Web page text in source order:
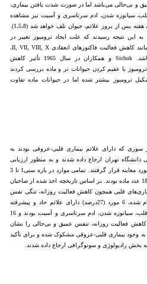
و بی‌حالی می‌باشد اما در صورت شدت یافتن بیماری،
سیانوزه شدن، ادم سرتاسری و آسیت نیز مشاهده
خواهد شد. در صورت عدم درمان مناسب، یک هفته پس از بروز علائم، حیوان تلف خواهد شد (1،5،8).
در مطالعه Dodds و همکاران در سال 1977 به این نتیجه رسیدند که علت ایجاد ترومبوز تغییر در
شاخص‌های فیبرینولیتیک و اختلالات انعقادی مانند کاهش فعالیت فاکتور‌های انعقادی II, VII, VIII, X،
کاهش پلاسمینوژن و کاهش پلاکت‌ها می‌باشد. Sichuk و همکاران در سال 1965 تأثیر کاهش
با عقیم کردن حیوانات نر و ماده بررسی کردند
ترومبوز بیشتر شده اما در حیوانات ماده تفاوت
دو ساله تعداد 22 همستر سوری که دارای علائم بیماری قلبی-عروقی بودند به
تهران ارجاع داده شدند و به منظور ارزیابی
بیماری‌های قلبی و همچنین ترومبوز دهلیزی مورد معاینه قرار گرفتند. تمامی موارد در بازه سنی1 تا 3
سال قرار داشتند که از این تعداد 4 عدد نر و 18 عدد ماده بودند. بر اساس تاریخچه اخذ شده از صاحبان
قلبی همچون کاهش فعالیت روزانه، تنگی نفس
و کم اشتهایی بودند. در معاینات بالینی انجام شده، 6 مورد (27درصد) دارای علائم حاد و پیشرفته
بیماری، شامل تنگی نفس، افزایش ضربان قلب، سیانوزه شدن، ادم سرتاسری و آسیت بودند و 16
کاهش فعالیت روزانه، تنفس عمیق و بی‌حالی را نشان
به وجود بیماری قلبی-عروقی مشکوک شده و برای تأکید